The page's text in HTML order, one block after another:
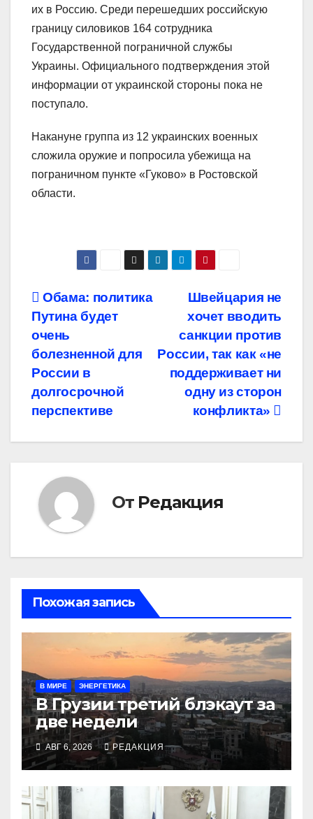
их в Россию. Среди перешедших российскую
границу силовиков 164 сотрудника
Государственной пограничной службы
Украины. Официального подтверждения этой
информации от украинской стороны пока не
поступало.
Накануне группа из 12 украинских военных
сложила оружие и попросила убежища на
пограничном пункте «Гуково» в Ростовской
области.
Навигация
по
записям
Швейцария не
хочет вводить
санкции против
России, так как «не
поддерживает ни
одну из сторон
конфликта»
Обама: политика
Путина будет
очень
болезненной для
России в
долгосрочной
перспективе
От Редакция
Похожая запись
В МИРЕ ЭНЕРГЕТИКА
В Грузии третий блэкаут за
две недели
АВГ 6, 2026 РЕДАКЦИЯ